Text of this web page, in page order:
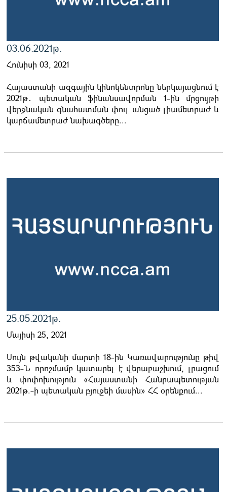
03.06.2021թ.
Հունիսի 03, 2021
Հայաստանի ազգային կինոկենտրոնը ներկայացնում է
2021թ․ պետական ֆինանսավորման 1-ին մրցույթի
վերջնական գնահատման փուլ անցած լիամետրաժ և
կարճամետրաժ նախագծերը...
25.05.2021թ.
Մայիսի 25, 2021
Սույն թվականի մարտի 18-ին Կառավարությունը թիվ
353-Ն որոշմամբ կատարել է վերաբաշխում, լրացում
և փոփոխություն «Հայաստանի Հանրապետության
2021թ.-ի պետական բյուջեի մասին» ՀՀ օրենքում...